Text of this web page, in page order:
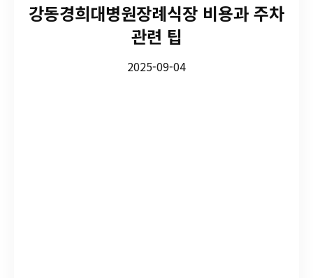
강동경희대병원장례식장 비용과 주차
관련 팁
2025-09-04